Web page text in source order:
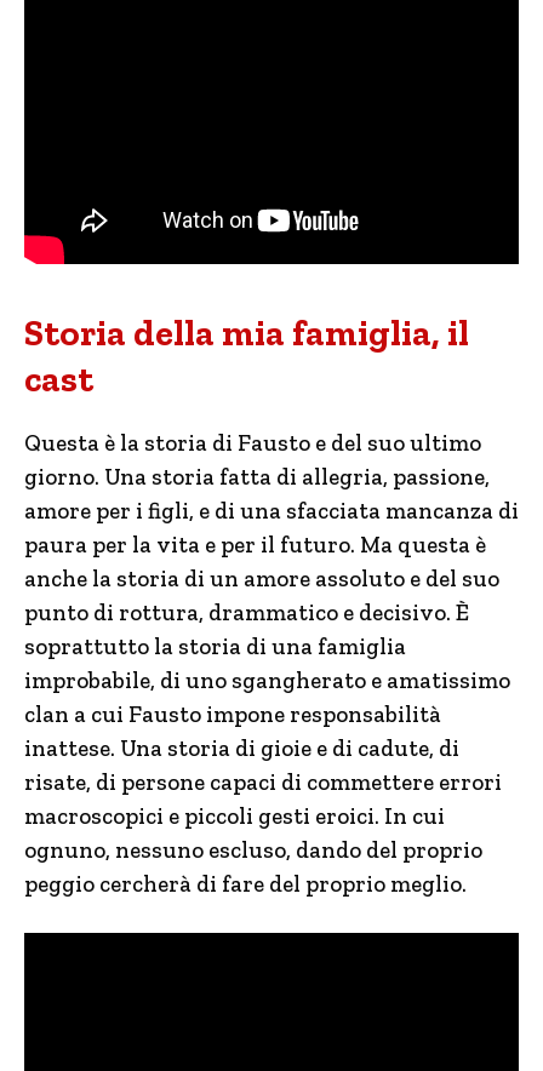
Storia della mia famiglia, il
cast
Questa è la storia di Fausto e del suo ultimo
giorno. Una storia fatta di allegria, passione,
amore per i figli, e di una sfacciata mancanza di
paura per la vita e per il futuro. Ma questa è
anche la storia di un amore assoluto e del suo
punto di rottura, drammatico e decisivo. È
soprattutto la storia di una famiglia
improbabile, di uno sgangherato e amatissimo
clan a cui Fausto impone responsabilità
inattese. Una storia di gioie e di cadute, di
risate, di persone capaci di commettere errori
macroscopici e piccoli gesti eroici. In cui
ognuno, nessuno escluso, dando del proprio
peggio cercherà di fare del proprio meglio.